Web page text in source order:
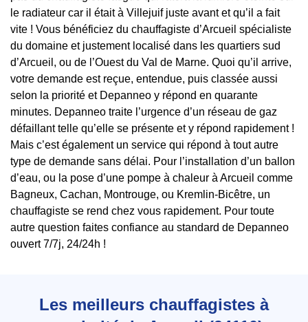
le radiateur car il était à Villejuif juste avant et qu’il a fait
vite ! Vous bénéficiez du chauffagiste d’Arcueil spécialiste
du domaine et justement localisé dans les quartiers sud
d’Arcueil, ou de l’Ouest du Val de Marne. Quoi qu’il arrive,
votre demande est reçue, entendue, puis classée aussi
selon la priorité et Depanneo y répond en quarante
minutes. Depanneo traite l’urgence d’un réseau de gaz
défaillant telle qu’elle se présente et y répond rapidement !
Mais c’est également un service qui répond à tout autre
type de demande sans délai. Pour l’installation d’un ballon
d’eau, ou la pose d’une pompe à chaleur à Arcueil comme
Bagneux, Cachan, Montrouge, ou Kremlin-Bicêtre, un
chauffagiste se rend chez vous rapidement. Pour toute
autre question faites confiance au standard de Depanneo
ouvert 7/7j, 24/24h !
Les meilleurs chauffagistes à